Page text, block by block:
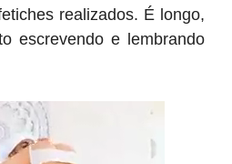
realizados. É longo,
escrevendo e lembrando